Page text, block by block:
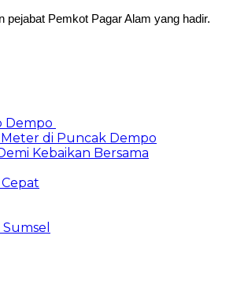
pejabat Pemkot Pagar Alam yang hadir.
Dempo
di Puncak Dempo
Kebaikan Bersama